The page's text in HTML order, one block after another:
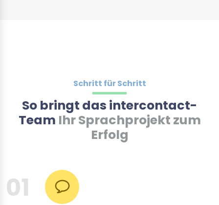
Schritt für Schritt
So bringt das intercontact-
Team Ihr Sprachprojekt zum
Erfolg
01